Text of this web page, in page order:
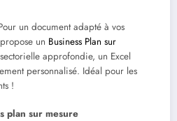
un document adapté à vos
un Business Plan sur
approfondie, un Excel
personnalisé. Idéal pour les
!
plan sur mesure